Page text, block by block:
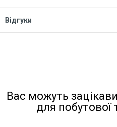
Відгуки
Вас можуть
для побутової